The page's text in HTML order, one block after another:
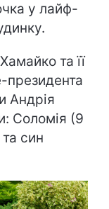
у лайф-
та її
президента
Андрія
Соломія (9
син